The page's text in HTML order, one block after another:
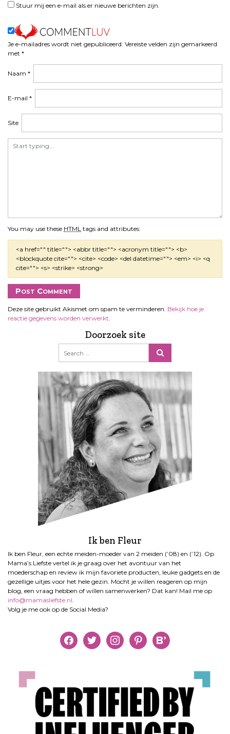
v
i
g
a
e
Je e-mailadres wordt niet gepubliceerd. Vereiste velden zijn gemarkeerd
met *
You may use these HTML tags and attributes:
<a href="" title=""> <abbr title=""> <acronym title=""> <b>
<blockquote cite=""> <cite> <code> <del datetime=""> <em> <i> <q
cite=""> <s> <strike> <strong>
Naam *
E-mail *
Site
Stuur mij een e-mail als er nieuwe berichten zijn.
Deze site gebruikt Akismet om spam te verminderen. Bekijk hoe je
reactie gegevens worden verwerkt.
Doorzoek site
Ik ben Fleur
Ik ben Fleur, een echte meiden-moeder van 2 meiden (’08) en (’12). Op
Mama’s Liefste vertel ik je graag over het avontuur van het
moederschap en review ik mijn favoriete producten, leuke gadgets en de
gezellige uitjes voor het hele gezin. Mocht je willen reageren op mijn
blog, een vraag hebben of willen samenwerken? Dat kan! Mail me op
info@mamasliefste.nl.
Volg je me ook op de Social Media?
facebooktwitter instagrampinterestbloglovin